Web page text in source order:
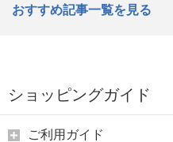
おすすめ記事一覧を見る
ショッピングガイド
ご利用ガイド